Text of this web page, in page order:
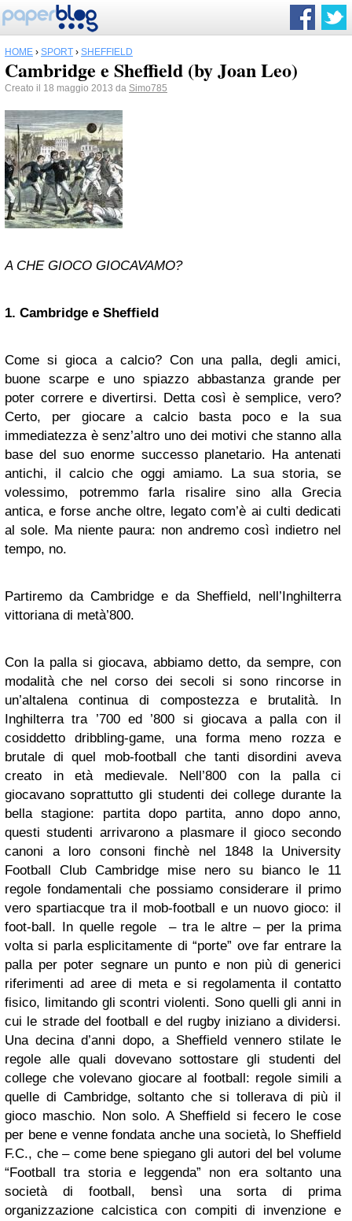
HOME › SPORT › SHEFFIELD
Cambridge e Sheffield (by Joan Leo)
Creato il 18 maggio 2013 da Simo785
A CHE GIOCO GIOCAVAMO?
1. Cambridge e Sheffield
Come si gioca a calcio? Con una palla, degli amici,
buone scarpe e uno spiazzo abbastanza grande per
poter correre e divertirsi. Detta così è semplice, vero?
Certo, per giocare a calcio basta poco e la sua
immediatezza è senz’altro uno dei motivi che stanno alla
base del suo enorme successo planetario. Ha antenati
antichi, il calcio che oggi amiamo. La sua storia, se
volessimo, potremmo farla risalire sino alla Grecia
antica, e forse anche oltre, legato com’è ai culti dedicati
al sole. Ma niente paura: non andremo così indietro nel
tempo, no.
Partiremo da Cambridge e da Sheffield, nell’Inghilterra
vittoriana di metà’800.
Con la palla si giocava, abbiamo detto, da sempre, con
modalità che nel corso dei secoli si sono rincorse in
un’altalena continua di compostezza e brutalità. In
Inghilterra tra ’700 ed ’800 si giocava a palla con il
cosiddetto dribbling-game, una forma meno rozza e
brutale di quel mob-football che tanti disordini aveva
creato in età medievale. Nell’800 con la palla ci
giocavano soprattutto gli studenti dei college durante la
bella stagione: partita dopo partita, anno dopo anno,
questi studenti arrivarono a plasmare il gioco secondo
canoni a loro consoni finchè nel 1848 la University
Football Club Cambridge mise nero su bianco le 11
regole fondamentali che possiamo considerare il primo
vero spartiacque tra il mob-football e un nuovo gioco: il
foot-ball. In quelle regole – tra le altre – per la prima
volta si parla esplicitamente di “porte” ove far entrare la
palla per poter segnare un punto e non più di generici
riferimenti ad aree di meta e si regolamenta il contatto
fisico, limitando gli scontri violenti. Sono quelli gli anni in
cui le strade del football e del rugby iniziano a dividersi.
Una decina d’anni dopo, a Sheffield vennero stilate le
regole alle quali dovevano sottostare gli studenti del
college che volevano giocare al football: regole simili a
quelle di Cambridge, soltanto che si tollerava di più il
gioco maschio. Non solo. A Sheffield si fecero le cose
per bene e venne fondata anche una società, lo Sheffield
F.C., che – come bene spiegano gli autori del bel volume
“Football tra storia e leggenda” non era soltanto una
società di football, bensì una sorta di prima
organizzazione calcistica con compiti di invenzione e